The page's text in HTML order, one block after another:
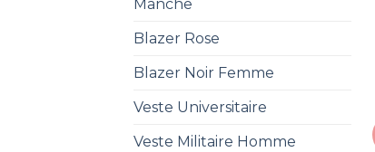
Manche
Blazer Rose
Blazer Noir Femme
Veste Universitaire
Veste Militaire Homme